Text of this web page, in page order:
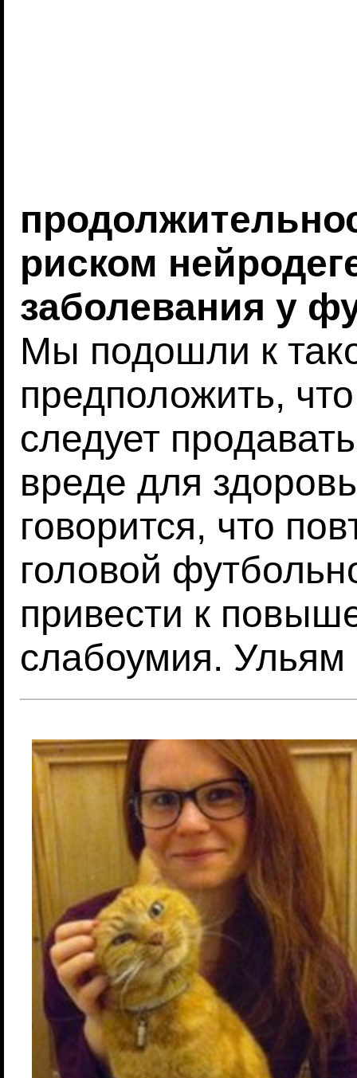
риском
заболевания у
Мы подошли к
предположить,
следует
вреде для
говорится, что
головой
привести к
слабоумия.